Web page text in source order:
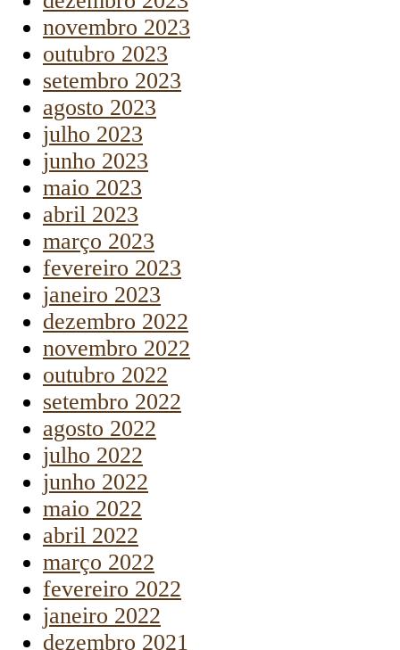
novembro 2023
outubro 2023
setembro 2023
agosto 2023
julho 2023
junho 2023
maio 2023
abril 2023
março 2023
fevereiro 2023
janeiro 2023
dezembro 2022
novembro 2022
outubro 2022
setembro 2022
agosto 2022
julho 2022
junho 2022
maio 2022
abril 2022
março 2022
fevereiro 2022
janeiro 2022
dezembro 2021